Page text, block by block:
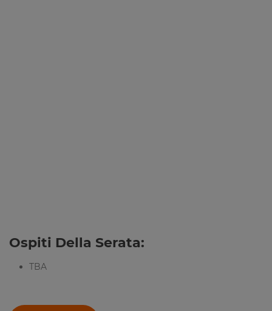
Ospiti Della Serata:
TBA